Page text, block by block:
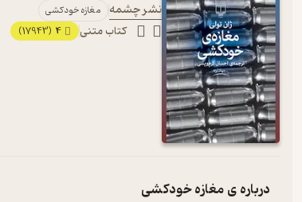
نشر چشمه
مغازه خودکشی
کتاب متنی 4
(17943)
درباره یمغازه خودکشی